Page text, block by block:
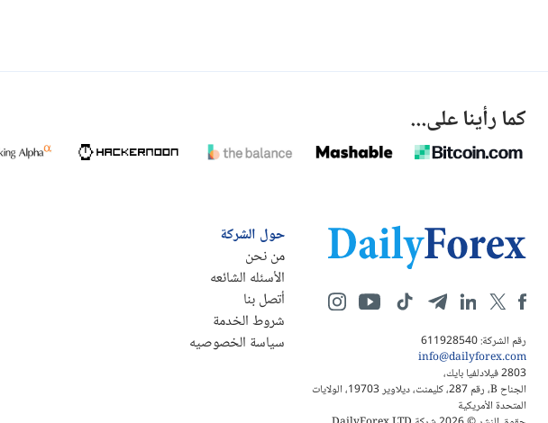
كما رأينا على...
رقم الشركة: 611928540
info@dailyforex.com
2803 فيلادلفيا بايك،
الجناح B، رقم 287، كليمنت، ديلاوير 19703، الولايات
المتحدة الأمريكية
حول الشركة
من نحن
الأسئله الشائعه
أتصل بنا
شروط الخدمة
سياسة الخصوصيه